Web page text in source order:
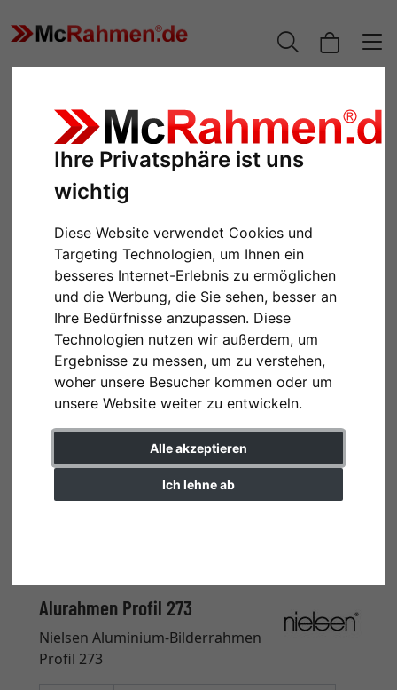
Ihre Privatsphäre ist uns
wichtig
Diese Website verwendet Cookies und
Targeting Technologien, um Ihnen ein
besseres Internet-Erlebnis zu ermöglichen
und die Werbung, die Sie sehen, besser an
Ihre Bedürfnisse anzupassen. Diese
Technologien nutzen wir außerdem, um
Ergebnisse zu messen, um zu verstehen,
woher unsere Besucher kommen oder um
unsere Website weiter zu entwickeln.
Alle akzeptieren
Ich lehne ab
Zurück
Alurahmen Profil 273
Nielsen Aluminium-Bilderrahmen
Profil 273